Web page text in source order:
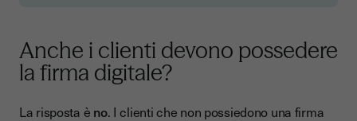
Anche i clienti devono possedere
la firma digitale?
La risposta è no. I clienti che non possiedono una firma